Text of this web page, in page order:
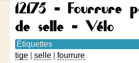
12175 - Fourrure
de selle - Vélo
Étiquettes
tige
selle fourrure